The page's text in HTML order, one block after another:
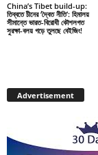
China’s Tibet build-up:
তিব্বতে চীনের ‘দ্বৈত নীতি’: হিমালয়
সীমান্তে ভারত-বিরোধী কৌশলগত
সুরক্ষা-বলয় গড়ে তুলছে বেইজিং!
Advertisement